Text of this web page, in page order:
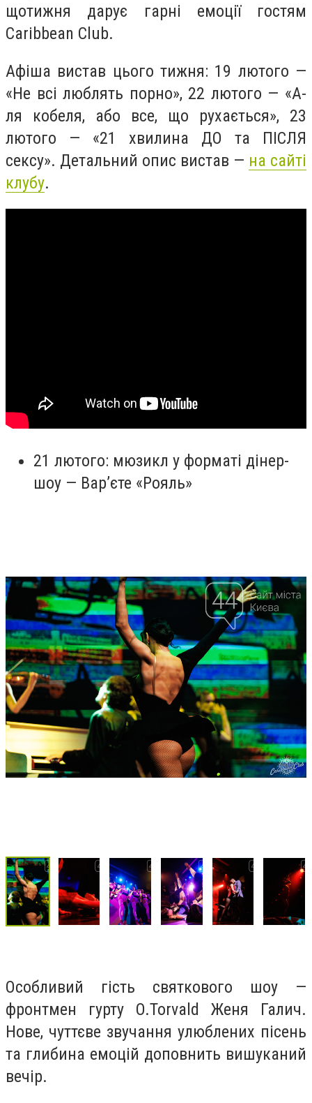
щотижня дарує гарні емоції гостям
Caribbean Club.
Афіша вистав цього тижня: 19 лютого —
«Не всі люблять порно», 22 лютого — «А-
ля кобеля, або все, що рухається», 23
лютого — «21 хвилина ДО та ПІСЛЯ
сексу». Детальний опис вистав — на сайті
клубу.
21 лютого: мюзикл у форматі дінер-
шоу — Вар’єте «Рояль»
Особливий гість святкового шоу —
фронтмен гурту O.Torvald Женя Галич.
Нове, чуттєве звучання улюблених пісень
та глибина емоцій доповнить вишуканий
вечір.